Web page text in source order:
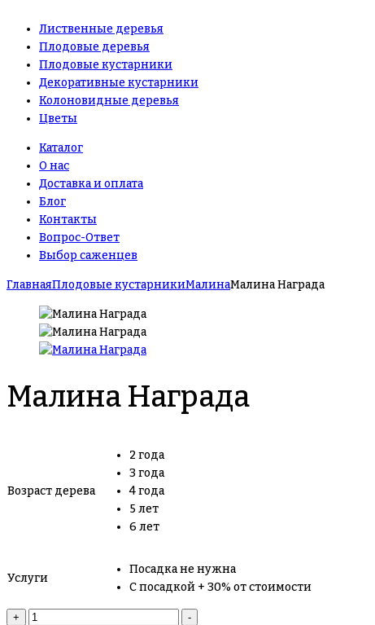
Лиственные деревья
Плодовые деревья
Плодовые кустарники
Декоративные кустарники
Колоновидные деревья
Цветы
Каталог
О нас
Доставка и оплата
Блог
Контакты
Вопрос-Ответ
Выбор саженцев
ГлавнаяПлодовые кустарникиМалинаМалина Награда
Малина Награда
Возраст дерева
2 года
3 года
4 года
5 лет
6 лет
Услуги
Посадка не нужна
С посадкой + 30% от стоимости
+
Количество
-